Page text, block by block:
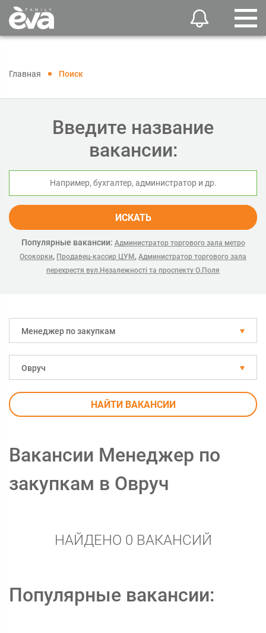
Главная Поиск
Введите название
вакансии:
ИСКАТЬ
Популярные вакансии: Администратор торгового зала метро
Осокорки, Продавец-кассир ЦУМ , Администратор торгового зала
перехрестя вул.Незалежності та проспекту О.Поля
Менеджер по закупкам
Овруч
НАЙТИ ВАКАНСИИ
Вакансии Менеджер по
закупкам в Овруч
НАЙДЕНО 0 ВАКАНСИЙ
Популярные вакансии: